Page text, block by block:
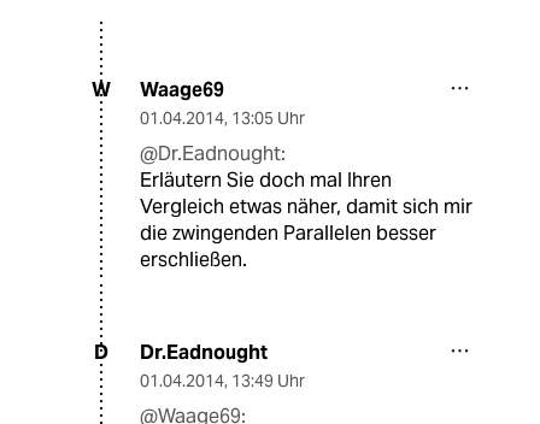
W Waage69
01.04.2014, 13:05 Uhr
@Dr.Eadnought:
Erläutern Sie doch mal Ihren
Vergleich etwas näher, damit sich mir
die zwingenden Parallelen besser
erschließen.
D Dr.Eadnought
01.04.2014, 13:49 Uhr
@Waage69: